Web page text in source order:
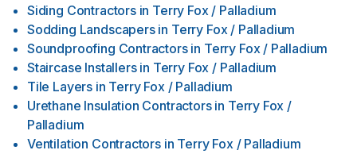
Siding Contractors in Terry Fox / Palladium
Sodding Landscapers in Terry Fox / Palladium
Soundproofing Contractors in Terry Fox / Palladium
Staircase Installers in Terry Fox / Palladium
Tile Layers in Terry Fox / Palladium
Urethane Insulation Contractors in Terry Fox /
Palladium
Ventilation Contractors in Terry Fox / Palladium